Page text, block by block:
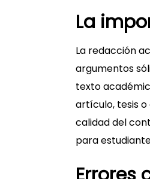
La
La redacción
argumentos
texto
artículo, tesis
calidad del
para